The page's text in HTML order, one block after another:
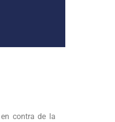
en contra de la